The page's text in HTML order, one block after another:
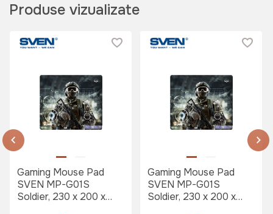
Produse vizualizate
Gaming Mouse Pad
SVEN MP-G01S
Soldier, 230 x 200 x
Gaming Mouse Pad
SVEN MP-G01S
Soldier, 230 x 200 x